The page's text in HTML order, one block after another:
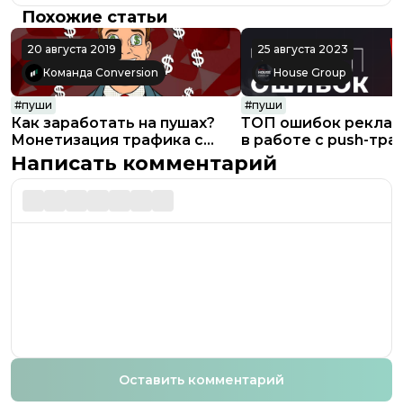
Похожие статьи
20 августа 2019
Команда Conversion
#пуши
Как заработать на пушах?
Монетизация трафика с
Propush.me
25 августа 2023
House Group
#пуши
ТОП ошибок
в работе с push-
Написать комментарий
Оставить комментарий